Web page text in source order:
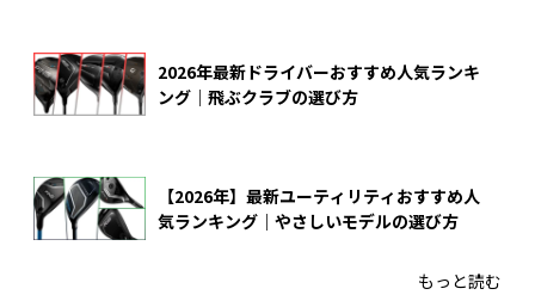
2026年最新ドライバーおすすめ人気ランキ
ング｜飛ぶクラブの選び方
【2026年】最新ユーティリティおすすめ人
気ランキング｜やさしいモデルの選び方
もっと読む